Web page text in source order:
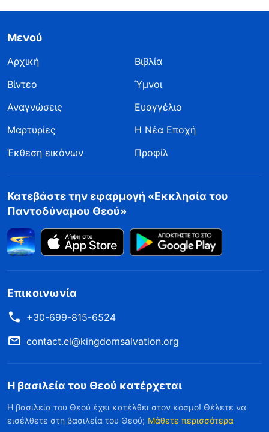
Μενού
Αρχική
Βιβλία
Βίντεο
Ύμνοι
Αναγνώσεις
Ευαγγέλιο
Μαρτυρίες
Η Νέα Εποχή
Έκθεση εικόνων
Προφίλ
Κατεβάστε την εφαρμογή «Εκκλησία του
Παντοδύναμου Θεού»
Επικοινωνία
+30-699-815-6524
contact.el@kingdomsalvation.org
Η βασιλεία του Θεού κατέρχεται
Η βασιλεία του Θεού έχει κατέλθει στον κόσμο! Θέλετε να
εισέλθετε στη βασιλεία του Θεού; Μάθετε περισσότερα